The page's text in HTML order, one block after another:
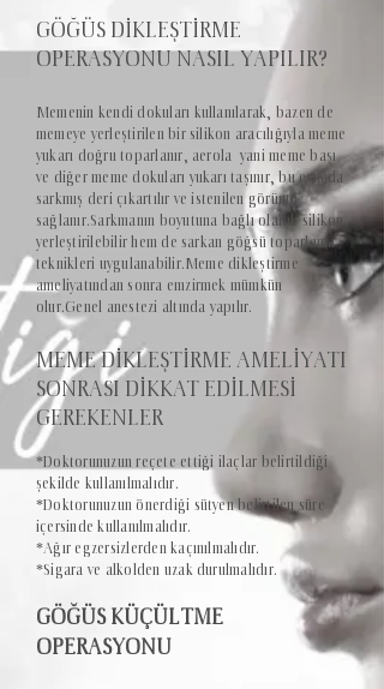
GÖĞÜS DİKLEŞTİRME
OPERASYONU NASIL YAPILIR?
Memenin kendi dokuları kullanılarak, bazen de
memeye yerleştirilen bir silikon aracılığıyla meme
yukarı doğru toparlanır, aerola yani meme başı
ve diğer meme dokuları yukarı taşınır, bu esnada
sarkmış deri çıkartılır ve istenilen görüntü
sağlanır.Sarkmanın boyutuna bağlı olarak silikon
yerleştirilebilir hem de sarkan göğsü toparlama
teknikleri uygulanabilir.Meme dikleştirme
ameliyatından sonra emzirmek mümkün
olur.Genel anestezi altında yapılır.
MEME DİKLEŞTİRME AMELİYATI
SONRASI DİKKAT EDİLMESİ
GEREKENLER
*Doktorunuzun reçete ettiği ilaçlar belirtildiği
şekilde kullanılmalıdır.
*Doktorunuzun önerdiği sütyen belirtilen süre
içersinde kullanılmalıdır.
*Ağır egzersizlerden kaçınılmalıdır.
*Sigara ve alkolden uzak durulmalıdır.
GÖĞÜS KÜÇÜLTME
OPERASYONU